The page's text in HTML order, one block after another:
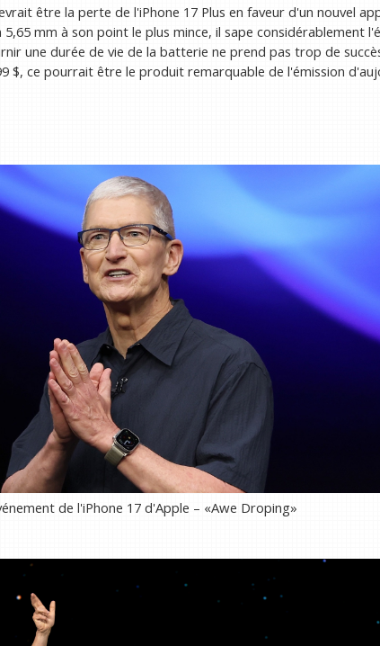
être la perte de l'iPhone 17 Plus en faveur d'un nouvel
5,65 mm à son point le plus mince, il sape considérablement
une durée de vie de la batterie ne prend pas trop de
$, ce pourrait être le produit remarquable de l'émission
de l'iPhone 17 d'Apple – «Awe Droping»